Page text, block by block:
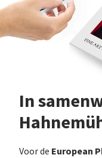
In
Voor de European